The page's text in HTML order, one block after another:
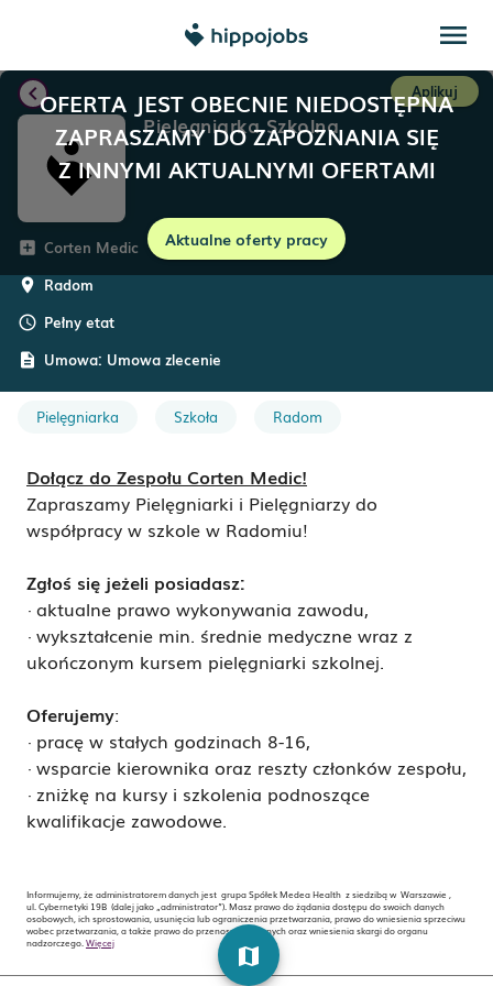
menu
OFERTA JEST OBECNIE NIEDOSTĘPNA
ZAPRASZAMY DO ZAPOZNANIA SIĘ
Z INNYMI AKTUALNYMI OFERTAMI
Aktualne oferty pracy
chevron_left Aplikuj
Pielęgniarka Szkolna
add_box Corten Medic
room Radom
schedule Pełny etat
description Umowa: Umowa zlecenie
Pielęgniarka Szkoła Radom
Dołącz do Zespołu Corten Medic!
Zapraszamy Pielęgniarki i Pielęgniarzy do
współpracy w szkole w Radomiu!
Zgłoś się jeżeli posiadasz:
· aktualne prawo wykonywania zawodu,
· wykształcenie min. średnie medyczne wraz z
ukończonym kursem pielęgniarki szkolnej.
Oferujemy:
· pracę w stałych godzinach 8-16,
· wsparcie kierownika oraz reszty członków zespołu,
· zniżkę na kursy i szkolenia podnoszące
kwalifikacje zawodowe.
Informujemy, że administratorem danych jest grupa Spółek Medea Health z siedzibą w Warszawie ,
ul. Cybernetyki 19B (dalej jako „administrator”). Masz prawo do żądania dostępu do swoich danych
osobowych, ich sprostowania, usunięcia lub ograniczenia przetwarzania, prawo do wniesienia sprzeciwu
wobec przetwarzania, a także prawo do przenoszenia danych oraz wniesienia skargi do organu
nadzorczego. Więcej
map